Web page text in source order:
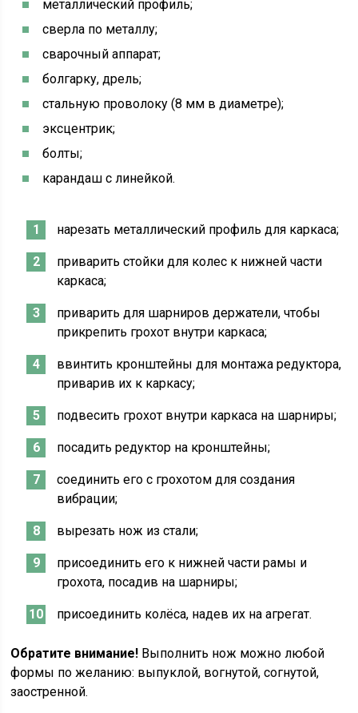
металлический профиль;
сверла по металлу;
сварочный аппарат;
болгарку, дрель;
стальную проволоку (8 мм в диаметре);
эксцентрик;
болты;
карандаш с линейкой.
нарезать металлический профиль для каркаса;
приварить стойки для колес к нижней части
каркаса;
приварить для шарниров держатели, чтобы
прикрепить грохот внутри каркаса;
ввинтить кронштейны для монтажа редуктора,
приварив их к каркасу;
подвесить грохот внутри каркаса на шарниры;
посадить редуктор на кронштейны;
соединить его с грохотом для создания
вибрации;
вырезать нож из стали;
присоединить его к нижней части рамы и
грохота, посадив на шарниры;
присоединить колёса, надев их на агрегат.
Обратите внимание! Выполнить нож можно любой
формы по желанию: выпуклой, вогнутой, согнутой,
заостренной.